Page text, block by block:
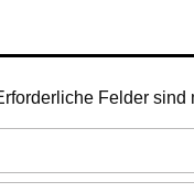
Felder sind